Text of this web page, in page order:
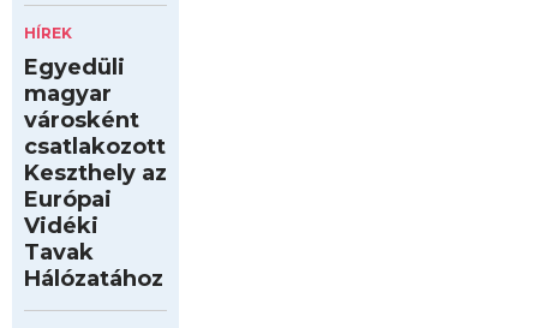
HÍREK
Egyedüli
magyar
városként
csatlakozott
Keszthely az
Európai
Vidéki
Tavak
Hálózatához